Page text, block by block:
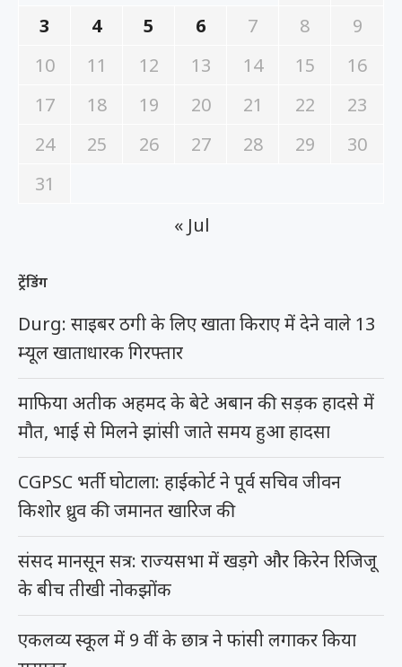
3
4 5 6 7 8
9
10
11 12 13 14 15
16
17
18 19 20 21 22
23
24
25 26 27 28 29
30
31
« Jul
ट्रेंडिंग
Durg: साइबर ठगी के लिए खाता किराए में देने वाले 13
म्यूल खाताधारक गिरफ्तार
माफिया अतीक अहमद के बेटे अबान की सड़क हादसे में
मौत, भाई से मिलने झांसी जाते समय हुआ हादसा
CGPSC भर्ती घोटाला: हाईकोर्ट ने पूर्व सचिव जीवन
किशोर ध्रुव की जमानत खारिज की
संसद मानसून सत्र: राज्यसभा में खड़गे और किरेन रिजिजू
के बीच तीखी नोकझोंक
एकलव्य स्कूल में 9 वीं के छात्र ने फांसी लगाकर किया